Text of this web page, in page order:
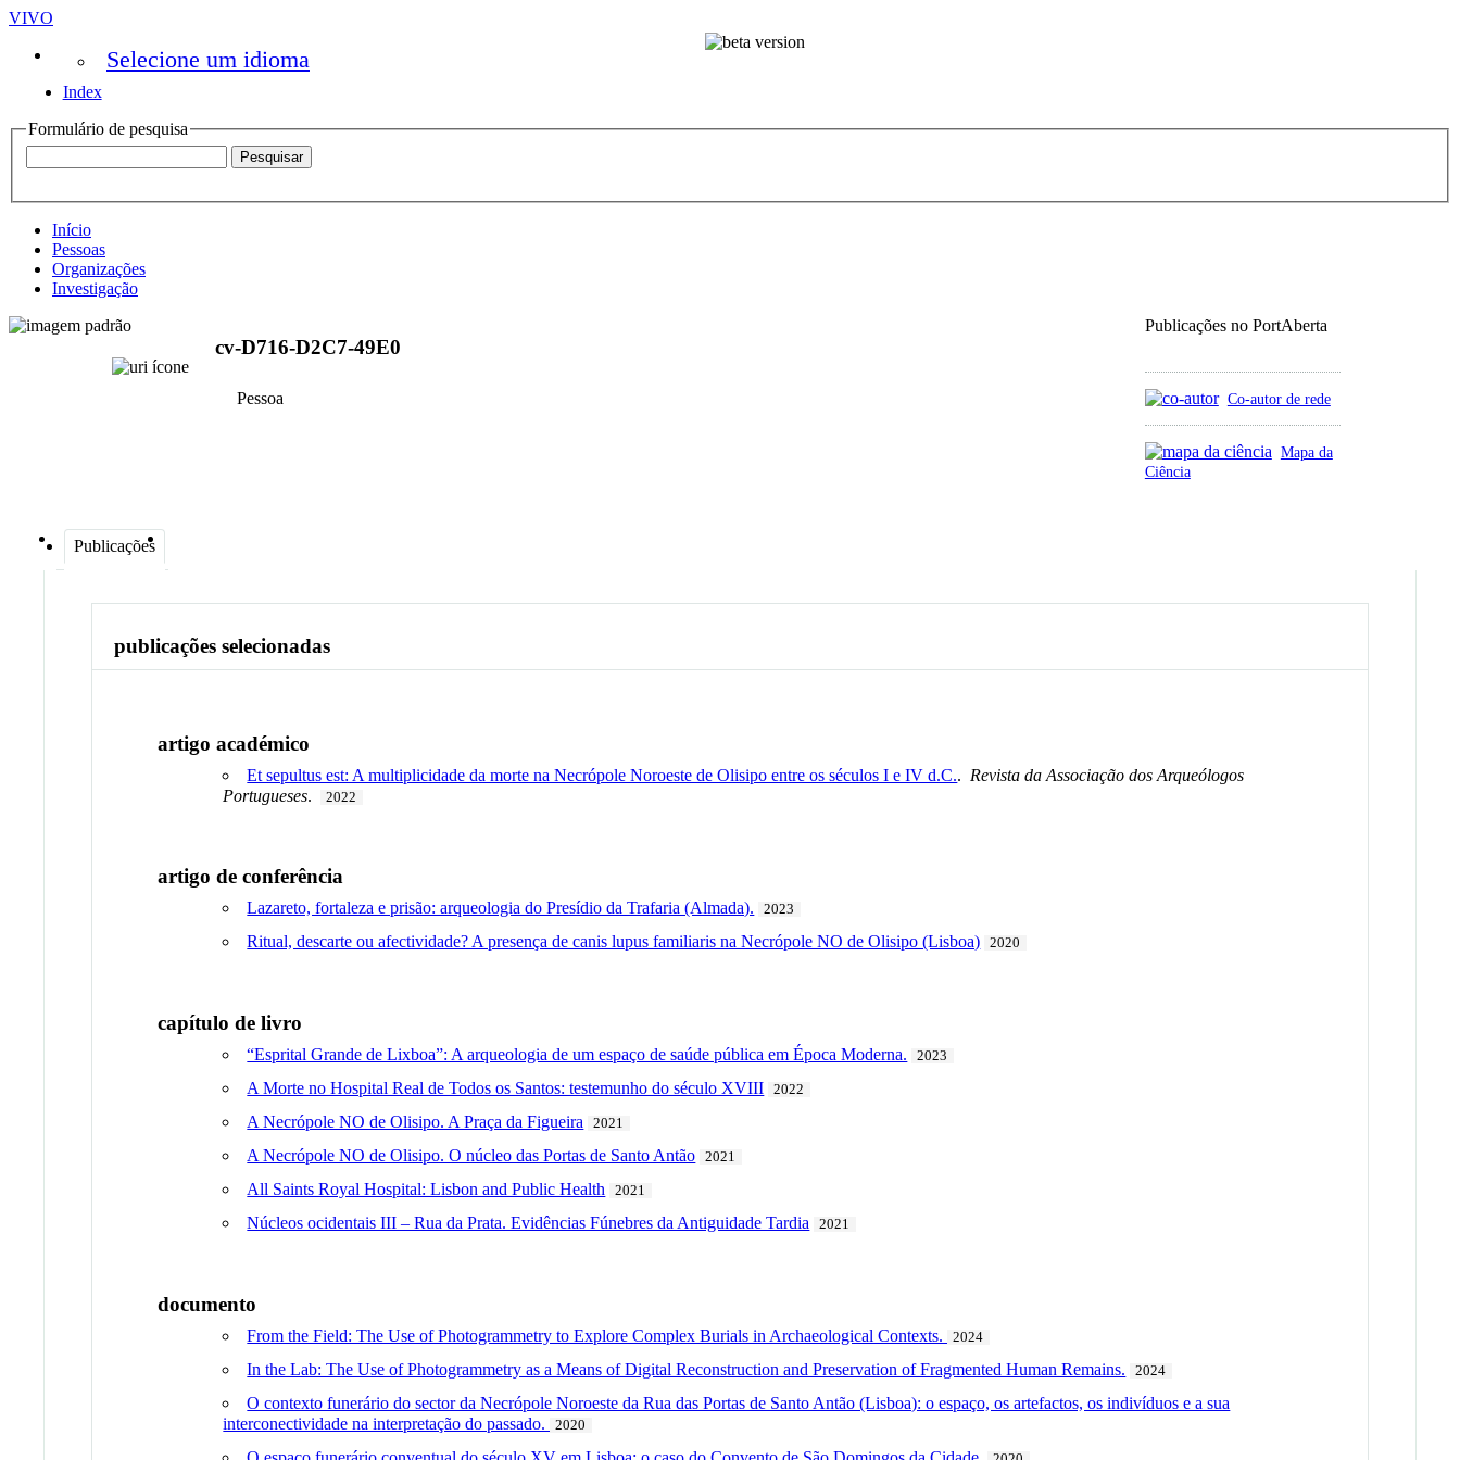
VIVO
Selecione um idioma
Index
Formulário de pesquisa
Início
Pessoas
Organizações
Investigação
Publicações no PortAberta
Co-autor de rede
Mapa da
Ciência
cv-D716-D2C7-49E0
Pessoa
Publicações
publicações selecionadas
artigo académico
Et sepultus est: A multiplicidade da morte na Necrópole Noroeste de Olisipo entre os séculos I e IV d.C.. Revista da Associação dos Arqueólogos
Portugueses. 2022
artigo de conferência
Lazareto, fortaleza e prisão: arqueologia do Presídio da Trafaria (Almada). 2023
Ritual, descarte ou afectividade? A presença de canis lupus familiaris na Necrópole NO de Olisipo (Lisboa) 2020
capítulo de livro
“Esprital Grande de Lixboa”: A arqueologia de um espaço de saúde pública em Época Moderna. 2023
A Morte no Hospital Real de Todos os Santos: testemunho do século XVIII 2022
A Necrópole NO de Olisipo. A Praça da Figueira 2021
A Necrópole NO de Olisipo. O núcleo das Portas de Santo Antão 2021
All Saints Royal Hospital: Lisbon and Public Health 2021
Núcleos ocidentais III – Rua da Prata. Evidências Fúnebres da Antiguidade Tardia 2021
documento
From the Field: The Use of Photogrammetry to Explore Complex Burials in Archaeological Contexts. 2024
In the Lab: The Use of Photogrammetry as a Means of Digital Reconstruction and Preservation of Fragmented Human Remains. 2024
O contexto funerário do sector da Necrópole Noroeste da Rua das Portas de Santo Antão (Lisboa): o espaço, os artefactos, os indivíduos e a sua
interconectividade na interpretação do passado.
2020